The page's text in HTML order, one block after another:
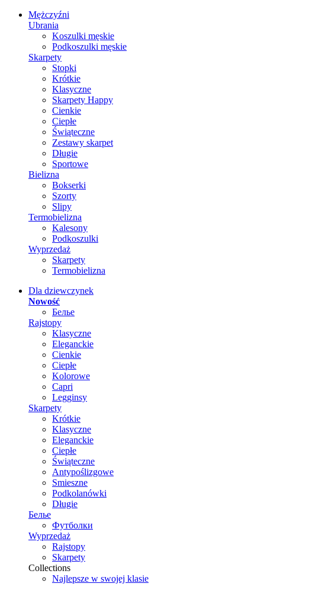
Mężczyźni
Ubrania
Koszulki męskie
Podkoszulki męskie
Skarpety
Stopki
Krótkie
Klasyczne
Skarpety Happy
Cienkie
Ciepłe
Świąteczne
Zestawy skarpet
Długie
Sportowe
Bielizna
Bokserki
Szorty
Slipy
Termobielizna
Kalesony
Podkoszulki
Wyprzedaż
Skarpety
Termobielizna
Dla dziewczynek
Nowość
Белье
Rajstopy
Klasyczne
Eleganckie
Cienkie
Ciepłe
Kolorowe
Capri
Legginsy
Skarpety
Krótkie
Klasyczne
Eleganckie
Ciepłe
Świąteczne
Antypoślizgowe
Smieszne
Podkolanówki
Długie
Белье
Футболки
Wyprzedaż
Rajstopy
Skarpety
Collections
Najlepsze w swojej klasie